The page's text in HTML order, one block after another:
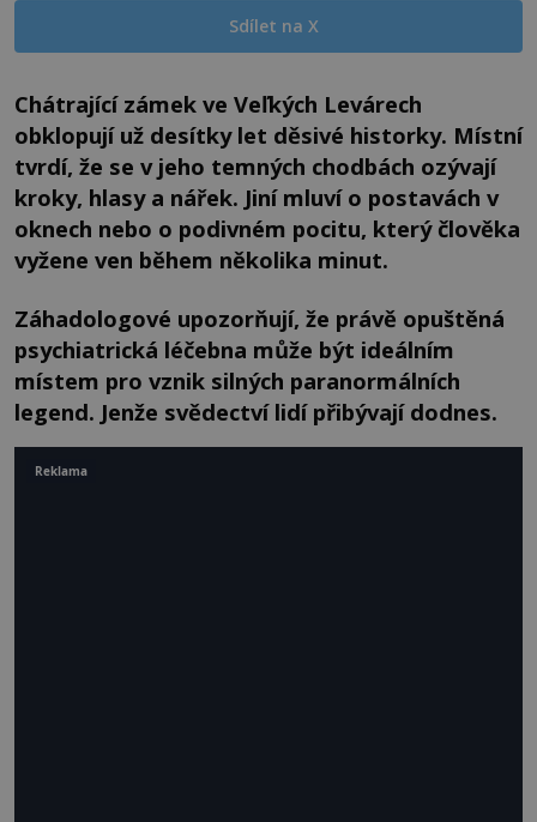
Sdílet na X
Chátrající zámek ve Veľkých Levárech
obklopují už desítky let děsivé historky. Místní
tvrdí, že se v jeho temných chodbách ozývají
kroky, hlasy a nářek. Jiní mluví o postavách v
oknech nebo o podivném pocitu, který člověka
vyžene ven během několika minut.
Záhadologové upozorňují, že právě opuštěná
psychiatrická léčebna může být ideálním
místem pro vznik silných paranormálních
legend. Jenže svědectví lidí přibývají dodnes.
Reklama